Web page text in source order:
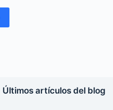
Últimos artículos del blog